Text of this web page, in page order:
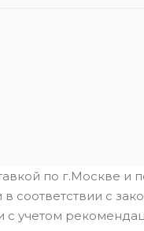
по г.Москве и
соответствии с
с учетом